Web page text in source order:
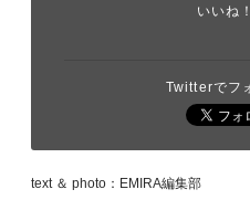
いいね
Twitterでフ
text ＆ photo：EMIRA編集部